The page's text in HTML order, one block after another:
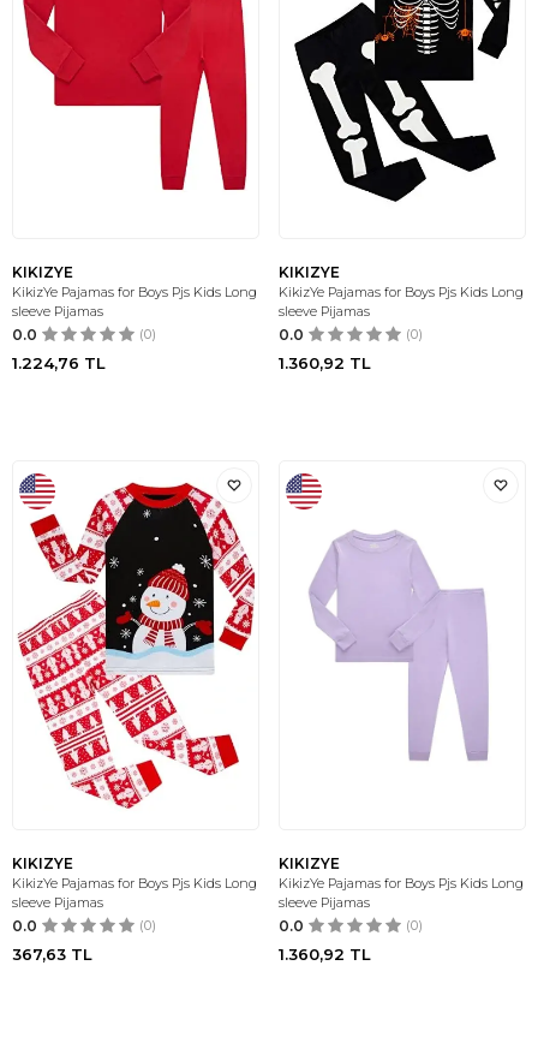
KIKIZYE
KikizYe Pajamas for Boys Pjs Kids Long
sleeve Pijamas
0.0 (0)
1.224,76 TL
KIKIZYE
KikizYe Pajamas for Boys Pjs Kids Long
sleeve Pijamas
0.0 (0)
1.360,92 TL
KIKIZYE
KikizYe Pajamas for Boys Pjs Kids Long
sleeve Pijamas
0.0 (0)
367,63 TL
KIKIZYE
KikizYe Pajamas for Boys Pjs Kids Long
sleeve Pijamas
0.0 (0)
1.360,92 TL